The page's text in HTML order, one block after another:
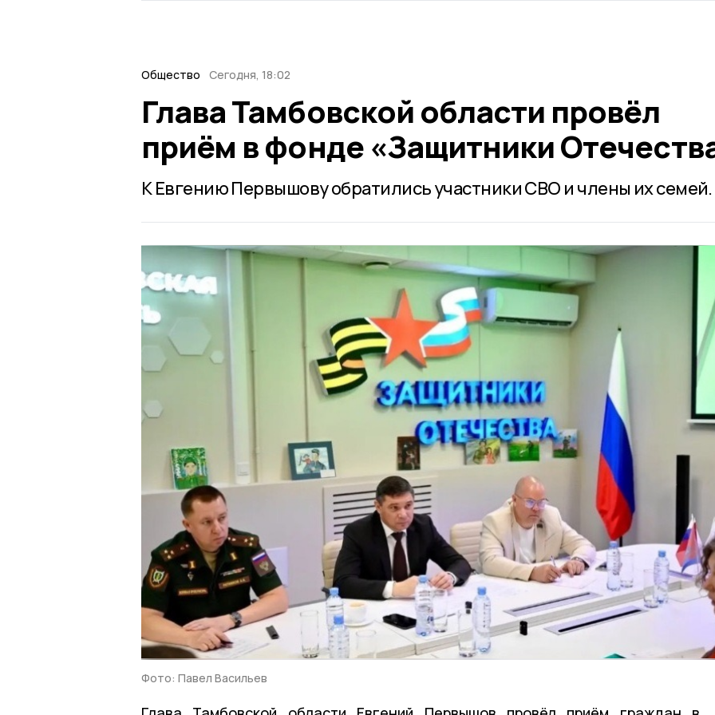
Общество Сегодня, 18:02
Глава Тамбовской области провёл
приём в фонде «Защитники
К Евгению Первышову обратились участники СВО и члены их семей.
Фото: Павел Васильев